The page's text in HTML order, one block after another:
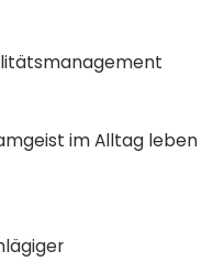
im Alltag leben